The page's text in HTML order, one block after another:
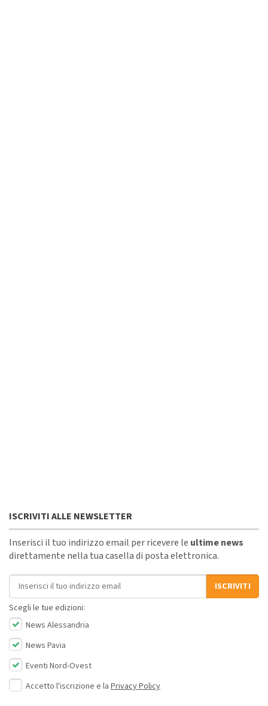
ISCRIVITI ALLE NEWSLETTER
Inserisci il tuo indirizzo email per ricevere le ultime news
direttamente nella tua casella di posta elettronica.
Indirizzo email
ISCRIVITI
Scegli le tue edizioni:
News Alessandria
News Pavia
Eventi Nord-Ovest
Accetto l'iscrizione e la Privacy Policy